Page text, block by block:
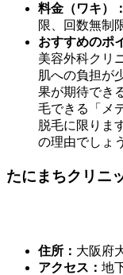
料金（ワキ）：
限、回数無制
おすすめのポ
美容外科クリ
肌への負担が
果が期待でき
毛できる「メ
脱毛に限りま
の理由でしょ
たにまちクリニ
住所： 大阪府
アクセス： 地